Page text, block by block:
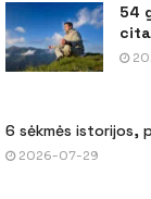
54
6 sėkmės istorijos,
2026-07-29